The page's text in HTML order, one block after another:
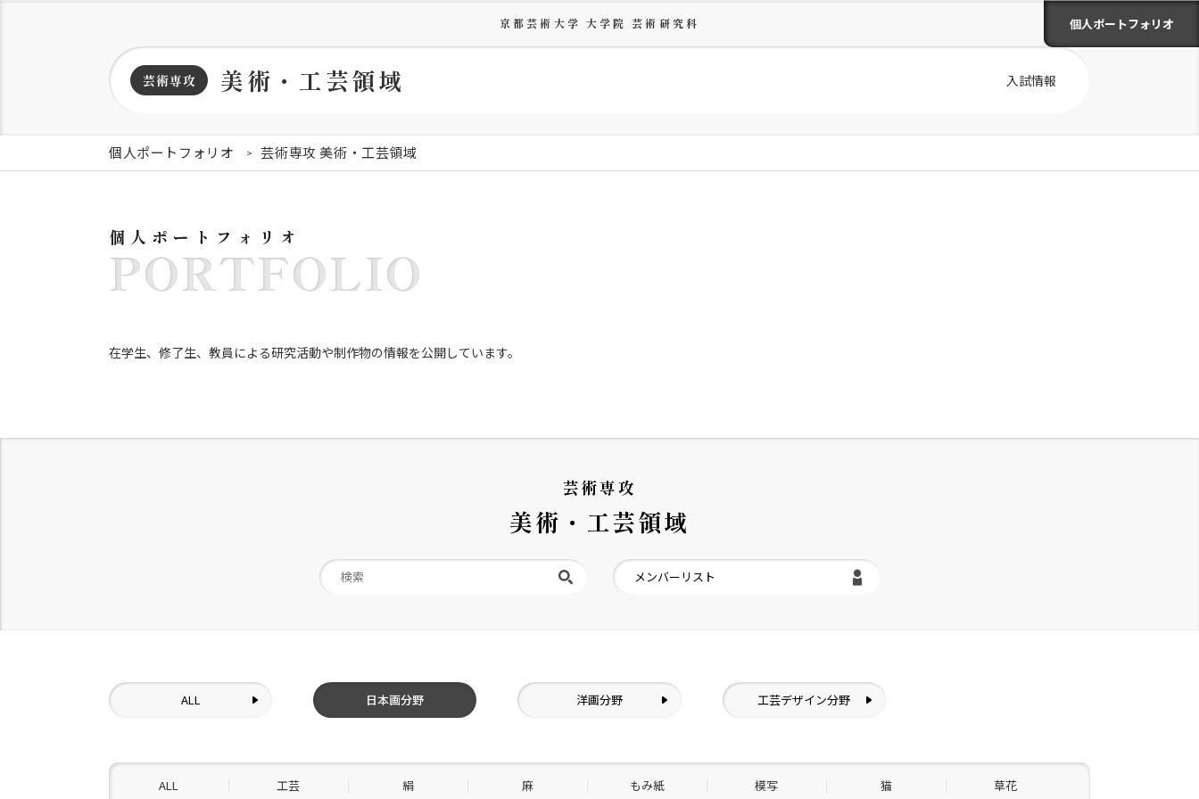
京都芸術大学 大学院 芸術研究科 個人ポートフォリオ
芸術専攻 美術・工芸領域 入試情報
個人ポートフォリオ 芸術専攻 美術・工芸領域
個人ポートフォリオ
PORTFOLIO
在学生、修了生、教員による研究活動や制作物の情報を公開しています。
芸術専攻
美術・工芸領域
メンバーリスト
ALL 日本画分野 洋画分野 工芸デザイン分野
ALL 工芸 絹 麻 もみ紙 模写 猫 草花